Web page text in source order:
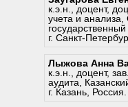
Цифровая
машинное
Блокчейн
и
практика.
сфере:
рисками в
капиталом
рисков с
данных.
аудите.
к.э.н., доцент,
учета и анализа,
г. Санкт-
Лыжова Анна
к.э.н., доцент,
аудита,
г. Казань, Россия.